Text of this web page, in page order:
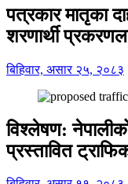
पत्रकार मातृका
शरणार्थी
बिहिवार, असार २५, २०८३
विश्लेषण:
प्रस्तावित